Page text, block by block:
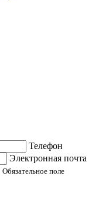
Телефон
Электронная почта
Обязательное поле